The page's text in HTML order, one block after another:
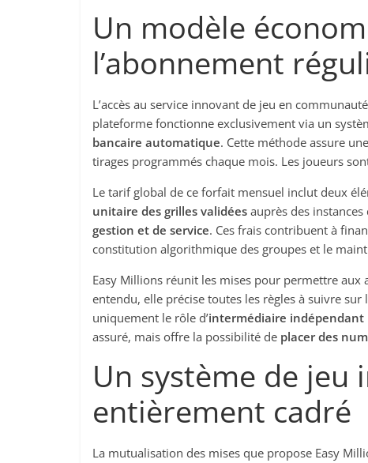
Un modèle
l’abonnement
L’accès au service innovant de jeu en communauté
plateforme fonctionne exclusivement via un
bancaire automatique. Cette méthode assure
tirages programmés chaque mois. Les joueurs
Le tarif global de ce forfait mensuel inclut deux
unitaire des grilles validées auprès des
gestion et de service. Ces frais contribuent à
constitution algorithmique des groupes et le
Easy Millions réunit les mises pour permettre aux
entendu, elle précise toutes les règles à suivre
uniquement le rôle d’intermédiaire indépendant
assuré, mais offre la possibilité de placer des
Un système de jeu
entièrement cadré
La mutualisation des mises que propose Easy